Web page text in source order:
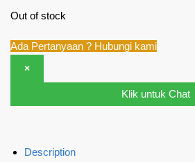
Out of stock
Ada Pertanyaan ? Hubungi kami
×
Klik untuk Chat
Description